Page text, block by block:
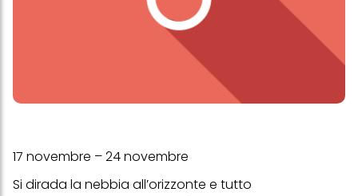
17 novembre – 24 novembre
Si dirada la nebbia all’orizzonte e tutto